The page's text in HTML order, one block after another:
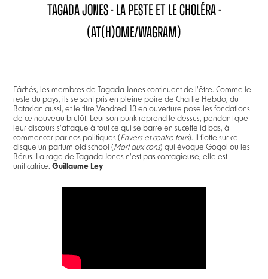
TAGADA JONES - LA PESTE ET LE CHOLÉRA -
(AT(H)OME/WAGRAM)
Fâchés, les membres de Tagada Jones continuent de l'être. Comme le
reste du pays, ils se sont pris en pleine poire de Charlie Hebdo, du
Bataclan aussi, et le titre Vendredi 13 en ouverture pose les fondations
de ce nouveau brulôt. Leur son punk reprend le dessus, pendant que
leur discours s'attaque à tout ce qui se barre en sucette ici bas, à
commencer par nos politiques (Envers et contre tous). Il flotte sur ce
disque un parfum old school (Mort aux cons) qui évoque Gogol ou les
Bérus. La rage de Tagada Jones n'est pas contagieuse, elle est
unificatrice.Guillaume Ley